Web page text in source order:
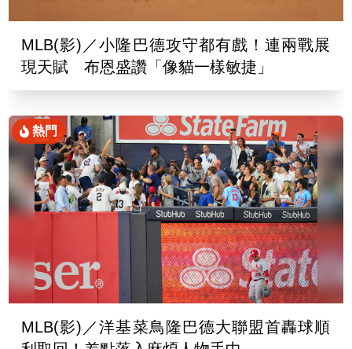
MLB(影)／小隆巴德攻守都有戲！連兩戰展
現天賦 布恩盛讚「像貓一樣敏捷」
熱門
MLB(影)／洋基菜鳥隆巴德大聯盟首轟球順